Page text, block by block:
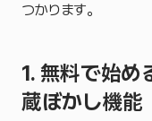
つかります。
1. 無料で始
蔵ぼかし機能